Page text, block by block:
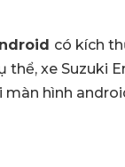
có kích
thể, xe Suzuki
hình